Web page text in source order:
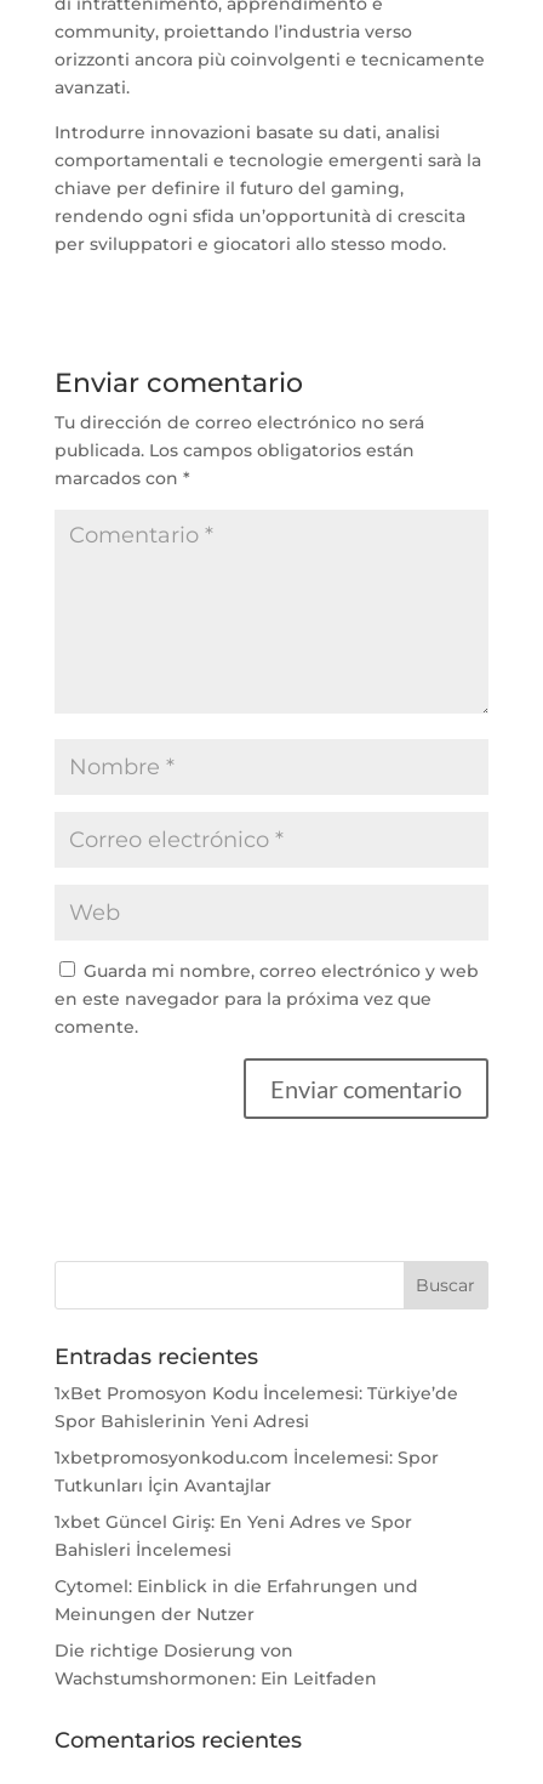
community, proiettando l’industria verso
orizzonti ancora più coinvolgenti e tecnicamente
avanzati.
Introdurre innovazioni basate su dati, analisi
comportamentali e tecnologie emergenti sarà la
chiave per definire il futuro del gaming,
rendendo ogni sfida un’opportunità di crescita
per sviluppatori e giocatori allo stesso modo.
Enviar comentario
Tu dirección de correo electrónico no será
publicada. Los campos obligatorios están
marcados con *
Guarda mi nombre, correo electrónico y web
en este navegador para la próxima vez que
comente.
Entradas recientes
1xBet Promosyon Kodu İncelemesi: Türkiye’de
Spor Bahislerinin Yeni Adresi
1xbetpromosyonkodu.com İncelemesi: Spor
Tutkunları İçin Avantajlar
1xbet Güncel Giriş: En Yeni Adres ve Spor
Bahisleri İncelemesi
Cytomel: Einblick in die Erfahrungen und
Meinungen der Nutzer
Die richtige Dosierung von
Wachstumshormonen: Ein Leitfaden
Comentarios recientes